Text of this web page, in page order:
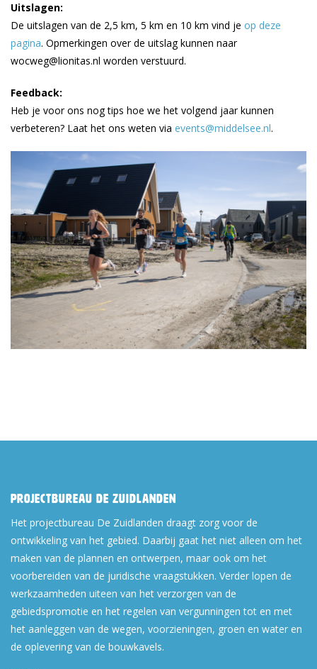
Uitslagen:
De uitslagen van de 2,5 km, 5 km en 10 km vind je op deze
pagina. Opmerkingen over de uitslag kunnen naar
wocweg@lionitas.nl worden verstuurd.
Feedback:
Heb je voor ons nog tips hoe we het volgend jaar kunnen
verbeteren? Laat het ons weten via events@middelsee.nl.
Projectbureau De Zuidlanden
Het projectbureau De Zuidlanden draagt zorg voor de
ontwikkeling van het gebied. Daarbij gaat het niet alleen om het
maken van de plannen en ontwerpen, maar ook om het
voorbereiden van de juridische vraagstukken. Verder lopen de
werkzaamheden uiteen van het verzorgen van de
gebiedspromotie en het regelen van vergunningen tot en met
het aanleggen van de wegen, voorzieningen, groen en water en
de oplevering van de bouwkavels.